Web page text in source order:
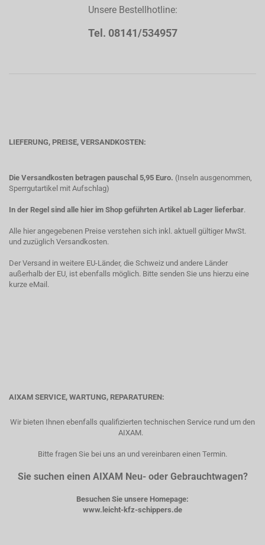
Unsere Bestellhotline:
Tel. 08141/534957
LIEFERUNG, PREISE, VERSANDKOSTEN:
Die Versandkosten betragen pauschal 5,95 Euro. (Inseln ausgenommen,
Sperrgutartikel mit Aufschlag)
In der Regel sind alle hier im Shop geführten Artikel ab Lager lieferbar.
Alle hier angegebenen Preise verstehen sich inkl. aktuell gültiger MwSt.
und zuzüglich Versandkosten.
Der Versand in weitere EU-Länder, die Schweiz und andere Länder
außerhalb der EU, ist ebenfalls möglich. Bitte senden Sie uns hierzu eine
kurze eMail.
AIXAM SERVICE, WARTUNG, REPARATUREN:
Wir bieten Ihnen ebenfalls qualifizierten technischen Service rund um den
AIXAM.
Bitte fragen Sie bei uns an und vereinbaren einen Termin.
Sie suchen einen AIXAM Neu- oder Gebrauchtwagen?
Besuchen Sie unsere Homepage:
www.leicht-kfz-schippers.de